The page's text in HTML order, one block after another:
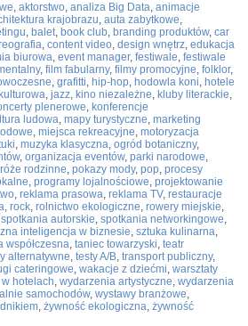
, aktorstwo, analiza Big Data, animacje
krajobrazu, auta zabytkowe,
, balet, book club, branding produktów, car
, content video, design wnętrz, edukacja
biurowa, event manager, festiwale, festiwale
, film fabularny, filmy promocyjne, folklor,
, grafitti, hip-hop, hodowla koni, hotele
, jazz, kino niezależne, kluby literackie,
plenerowe, konferencje
ludowa, mapy turystyczne, marketing
, miejsca rekreacyjne, motoryzacja
, muzyka klasyczna, ogród botaniczny,
, organizacja eventów, parki narodowe,
rodzinne, pokazy mody, pop, procesy
, programy lojalnościowe, projektowanie
, reklama prasowa, reklama TV, restauracje
, rock, rolnictwo ekologiczne, rowery miejskie,
spotkania autorskie, spotkania networkingowe,
inteligencja w biznesie, sztuka kulinarna,
współczesna, taniec towarzyski, teatr
alternatywne, testy A/B, transport publiczny,
cateringowe, wakacje z dziećmi, warsztaty
hotelach, wydarzenia artystyczne, wydarzenia
samochodów, wystawy branżowe,
, żywność ekologiczna, żywność